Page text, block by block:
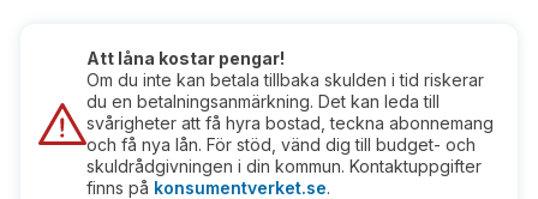
Att låna kostar pengar!
Om du inte kan betala tillbaka skulden i tid riskerar
du en betalningsanmärkning. Det kan leda till
svårigheter att få hyra bostad, teckna abonnemang
och få nya lån. För stöd, vänd dig till budget- och
skuldrådgivningen i din kommun. Kontaktuppgifter
finns på konsumentverket.se.